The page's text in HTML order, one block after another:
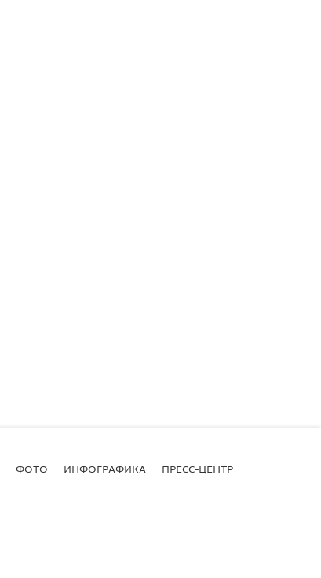
ФОТО ИНФОГРАФИКА ПРЕСС-ЦЕНТР